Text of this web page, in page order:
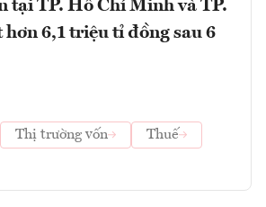
tại TP. Hồ Chí Minh và TP.
6,1 triệu tỉ đồng sau 6
Thị trường vốn
Thuế